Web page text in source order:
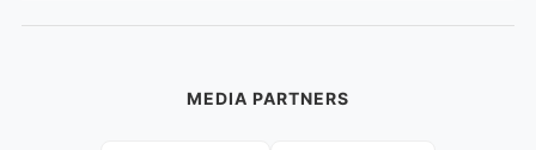
MEDIA PARTNERS